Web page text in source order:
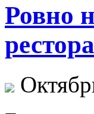
Ровно